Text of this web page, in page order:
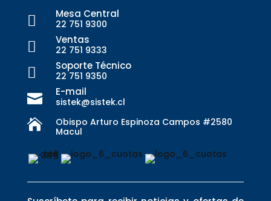
 Mesa Central
22 751 9300
 Ventas
22 751 9333
 Soporte Técnico
22 751 9350
 E-mail
sistek@sistek.cl

Obispo Arturo Espinoza Campos #2580
Macul